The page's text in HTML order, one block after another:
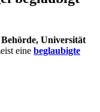
Behörde, Universität
eine beglaubigte